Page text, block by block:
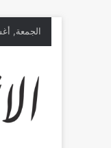
الجمعة,